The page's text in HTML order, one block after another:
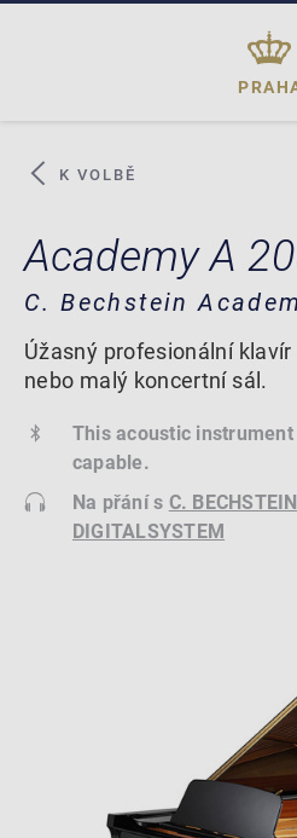
K VOLBĚ
Academy A
C. Bechstein
Úžasný profesionální
nebo malý koncertní sál.
This acoustic
capable.
Na přání s C.
DIGITALSYSTEM